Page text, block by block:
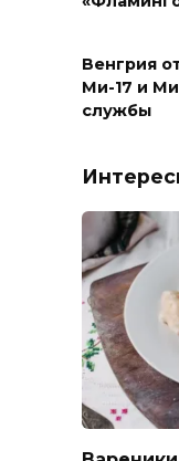
Венгрия
Ми-17 и
службы